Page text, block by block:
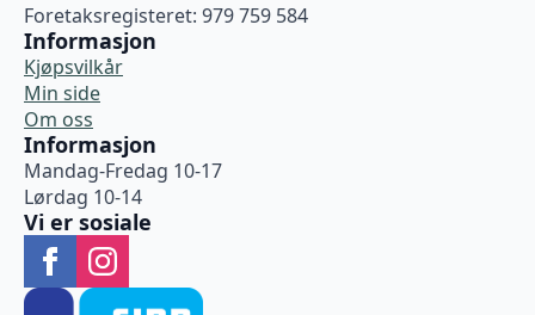
Foretaksregisteret: 979 759 584
Informasjon
Kjøpsvilkår
Min side
Om oss
Informasjon
Mandag-Fredag 10-17
Lørdag 10-14
Vi er sosiale